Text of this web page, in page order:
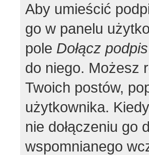
Aby umieścić
go w panelu
pole Dołącz podpis
do niego. Możesz
Twoich postów,
użytkownika.
nie dołączeniu go
wspomnianego